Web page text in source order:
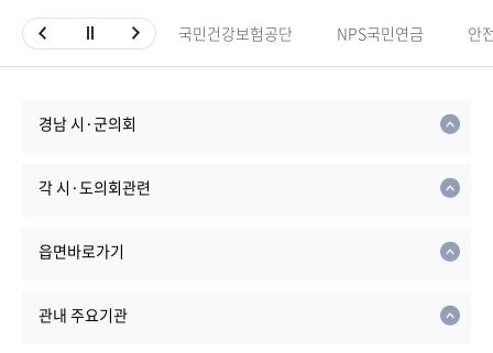
국민건강보험공단 NPS국민연금 안
경남 시·군의회
각 시·도의회관련
읍면바로가기
관내 주요기관